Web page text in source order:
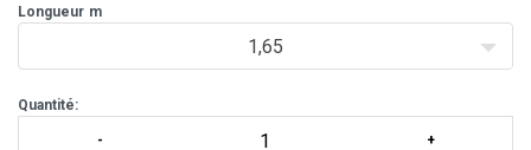
Connecteur/mousqueton en extrémité de longe :
mousqueton d'échafaudage aluminium. Ouverture du crochet
Longueur m
1,65
Quantité: